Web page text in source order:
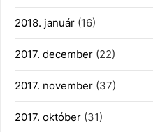
2018. január (16)
2017. december (22)
2017. november (37)
2017. október (31)